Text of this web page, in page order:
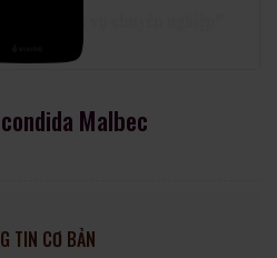
Malbec
TIN CƠ BẢN